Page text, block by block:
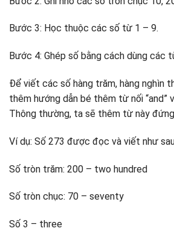
Bước 3: Học thuộc các số từ 1 – 9.
Bước 4: Ghép số bằng cách dùng các
Để viết các số hàng trăm, hàng nghìn
thêm hướng dẫn bé thêm từ nối “and”
Thông thường, ta sẽ thêm từ này
Ví dụ: Số 273 được đọc và viết như
Số tròn trăm: 200 – two hundred
Số tròn chục: 70 – seventy
Số 3 – three